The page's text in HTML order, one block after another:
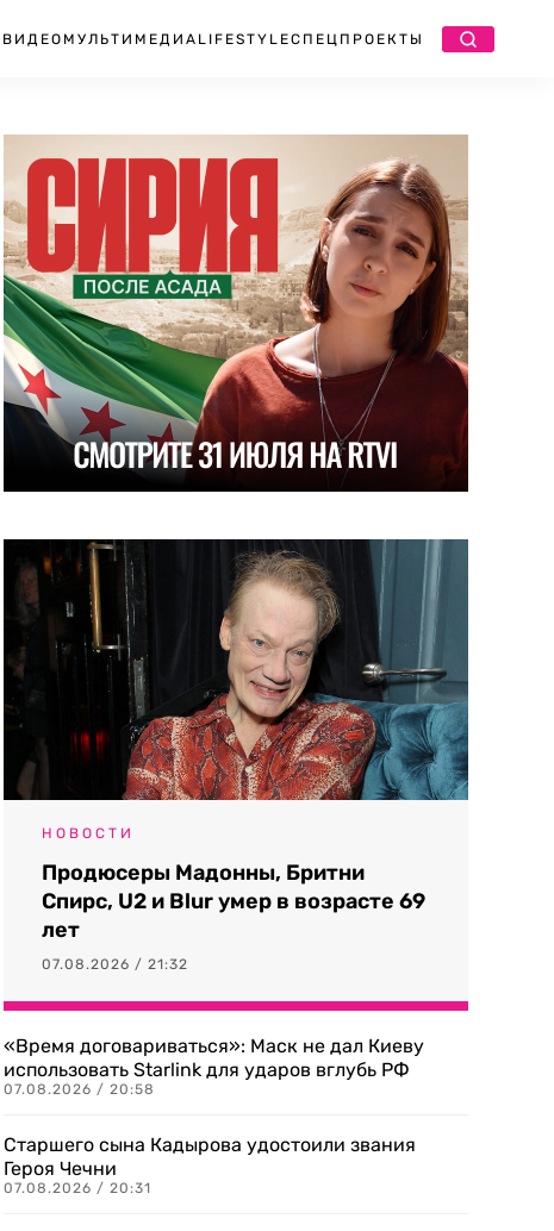
ВИДЕО МУЛЬТИМЕДИА LIFESTYLEСПЕЦПРОЕКТЫ
НОВОСТИ
Продюсеры Мадонны, Бритни
Спирс, U2 и Blur умер в возрасте 69
лет
07.08.2026 / 21:32
«Время договариваться»: Маск не дал Киеву
использовать Starlink для ударов вглубь РФ
07.08.2026 / 20:58
Старшего сына Кадырова удостоили звания
Героя Чечни
07.08.2026 / 20:31